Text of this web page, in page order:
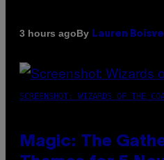
3 hours agoBy Lauren
SCREENSHOT: WIZARDS OF THE
Magic: The